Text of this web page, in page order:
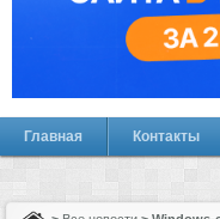
Главная Контакты